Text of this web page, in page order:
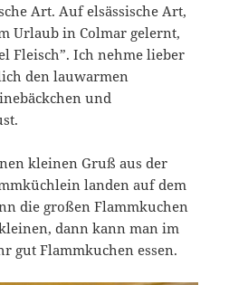
Art. Auf elsässische Art,
Urlaub in Colmar gelernt,
Fleisch”. Ich nehme lieber
den lauwarmen
und
kleinen Gruß aus der
landen auf dem
die großen Flammkuchen
dann kann man im
gut Flammkuchen essen.